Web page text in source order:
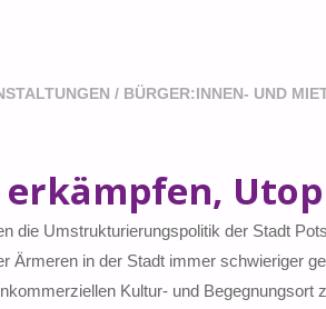
/ BÜRGER:INNEN- UND
erkämpfen,
die Umstrukturierungspolitik der Stadt
Ärmeren in der Stadt immer schwieriger
Kultur- und